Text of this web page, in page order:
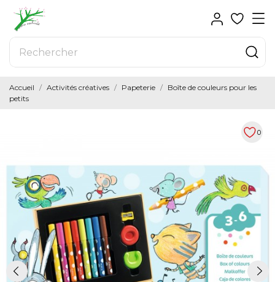
Accueil Activités créatives Papeterie
Boîte de couleurs pour les
petits
0